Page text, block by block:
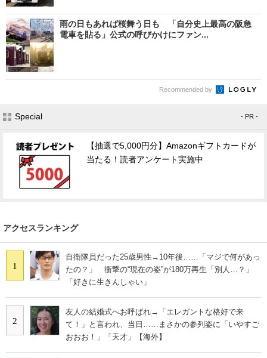
雨の日もあれば桜舞う日も 「自分史上最高の阪急
電車を貼る」公式の呼びかけにファン...
Recommended by
Special - PR -
【抽選で5,000円分】Amazonギフトカードが
当たる！読者アンケート実施中
アクセスランキング
1
自衛隊員だった25歳男性→10年後……「マジで何があっ
たの？」 衝撃の“現在の姿”が180万再生「別人…？」
「好きに生きんしゃい」
2
友人の結婚式へお呼ばれ→「エレガントな格好で来
て！」と言われ、当日……まさかの参列姿に「いやすご
おおお！」「天才」【海外】